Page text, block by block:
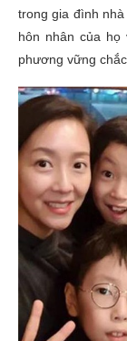
trong gia đình
hôn nhân của họ
phương vững